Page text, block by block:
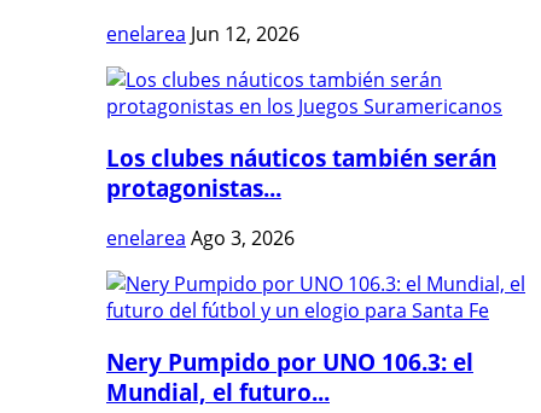
enelarea Jun 12, 2026
Los clubes náuticos también serán
protagonistas...
enelarea Ago 3, 2026
Nery Pumpido por UNO 106.3: el
Mundial, el futuro...